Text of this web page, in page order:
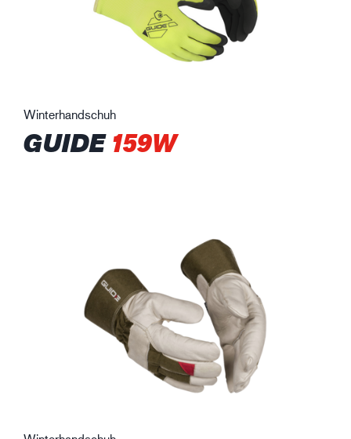
Winterhandschuh
GUIDE159W